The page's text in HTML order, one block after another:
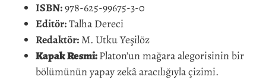
ISBN:978-625-99675-3-0
Editör:Talha Dereci
Redaktör: M. Utku Yeşilöz
Kapak Resmi:Platon’un mağara alegorisinin bir
bölümünün yapay zekâ aracılığıyla çizimi.